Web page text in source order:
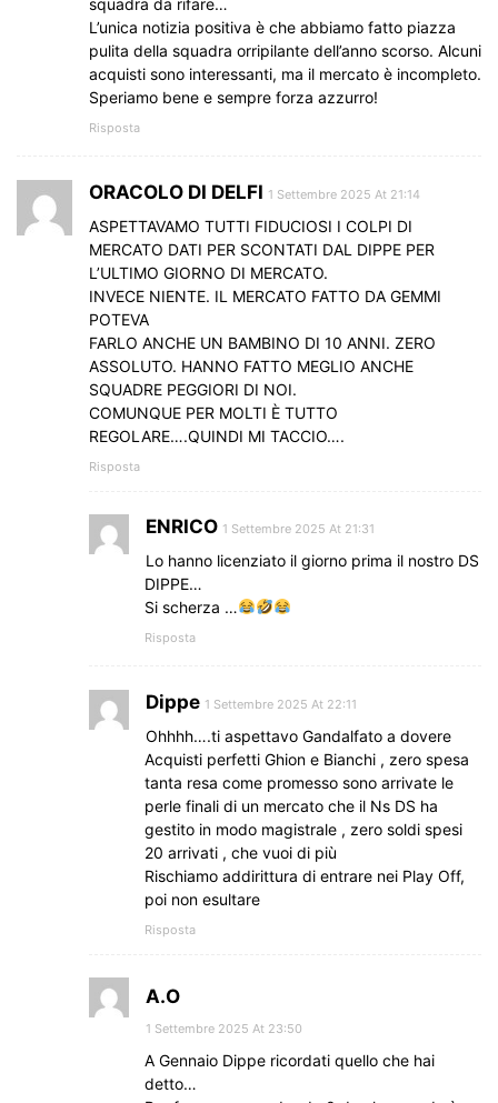
squadra da rifare…
L’unica notizia positiva è che abbiamo fatto piazza
pulita della squadra orripilante dell’anno scorso. Alcuni
acquisti sono interessanti, ma il mercato è incompleto.
Speriamo bene e sempre forza azzurro!
Risposta
ORACOLO DI DELFI 1 Settembre 2025 At 21:14
ASPETTAVAMO TUTTI FIDUCIOSI I COLPI DI
MERCATO DATI PER SCONTATI DAL DIPPE PER
L’ULTIMO GIORNO DI MERCATO.
INVECE NIENTE. IL MERCATO FATTO DA GEMMI
POTEVA
FARLO ANCHE UN BAMBINO DI 10 ANNI. ZERO
ASSOLUTO. HANNO FATTO MEGLIO ANCHE
SQUADRE PEGGIORI DI NOI.
COMUNQUE PER MOLTI È TUTTO
REGOLARE….QUINDI MI TACCIO….
Risposta
ENRICO 1 Settembre 2025 At 21:31
Lo hanno licenziato il giorno prima il nostro DS
DIPPE…
Si scherza …
Risposta
Dippe 1 Settembre 2025 At 22:11
Ohhhh….ti aspettavo Gandalfato a dovere
Acquisti perfetti Ghion e Bianchi , zero spesa
tanta resa come promesso sono arrivate le
perle finali di un mercato che il Ns DS ha
gestito in modo magistrale , zero soldi spesi
20 arrivati , che vuoi di più
Rischiamo addirittura di entrare nei Play Off,
poi non esultare
Risposta
A.O
1 Settembre 2025 At 23:50
A Gennaio Dippe ricordati quello che hai
detto…